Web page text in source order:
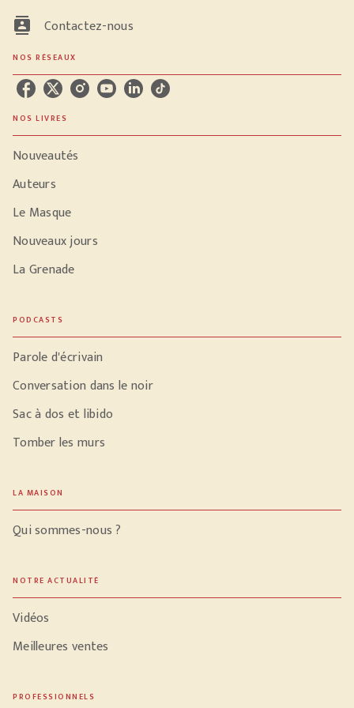
contacts Contactez-nous
NOS RÉSEAUX
NOS LIVRES
Nouveautés
Auteurs
Le Masque
Nouveaux jours
La Grenade
PODCASTS
Parole d'écrivain
Conversation dans le noir
Sac à dos et libido
Tomber les murs
LA MAISON
Qui sommes-nous ?
NOTRE ACTUALITÉ
Vidéos
Meilleures ventes
PROFESSIONNELS